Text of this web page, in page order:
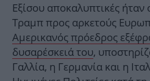
Εξίσου αποκαλυπτικές ήταν
Τραμπ προς αρκετούς
Αμερικανός πρόεδρος
δυσαρέσκειά του,
Γαλλία, η Γερμανία και η